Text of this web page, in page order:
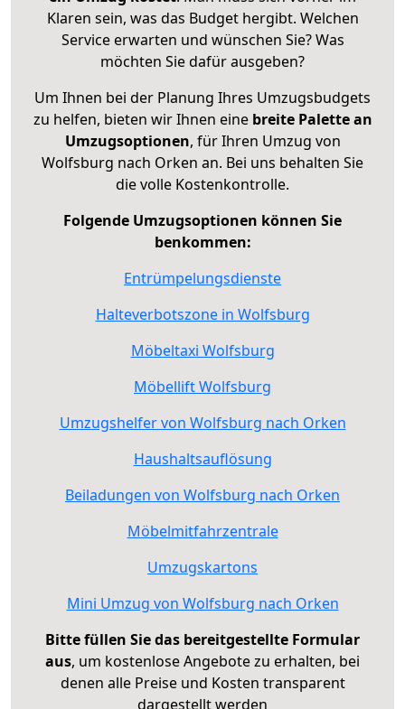
Klaren sein, was das Budget hergibt. Welchen
Service erwarten und wünschen Sie? Was
möchten Sie dafür ausgeben?
Um Ihnen bei der Planung Ihres Umzugsbudgets
zu helfen, bieten wir Ihnen eine breite Palette an
Umzugsoptionen, für Ihren Umzug von
Wolfsburg nach Orken an. Bei uns behalten Sie
die volle Kostenkontrolle.
Folgende Umzugsoptionen können Sie
benkommen:
Entrümpelungsdienste
Halteverbotszone in Wolfsburg
Möbeltaxi Wolfsburg
Möbellift Wolfsburg
Umzugshelfer von Wolfsburg nach Orken
Haushaltsauflösung
Beiladungen von Wolfsburg nach Orken
Möbelmitfahrzentrale
Umzugskartons
Mini Umzug von Wolfsburg nach Orken
Bitte füllen Sie das bereitgestellte Formular
aus, um kostenlose Angebote zu erhalten, bei
denen alle Preise und Kosten transparent
dargestellt werden